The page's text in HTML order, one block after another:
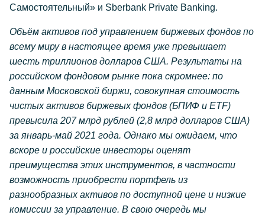
Самостоятельный» и Sberbank Private Banking.
Объём активов под управлением биржевых фондов по
всему миру в настоящее время уже превышает
шесть триллионов долларов США. Результаты на
российском фондовом рынке пока скромнее: по
данным Московской биржи, совокупная стоимость
чистых активов биржевых фондов (БПИФ и ETF)
превысила 207 млрд рублей (2,8 млрд долларов США)
за январь-май 2021 года. Однако мы ожидаем, что
вскоре и российские инвесторы оценят
преимущества этих инструментов, в частности
возможность приобрести портфель из
разнообразных активов по доступной цене и низкие
комиссии за управление. В свою очередь мы